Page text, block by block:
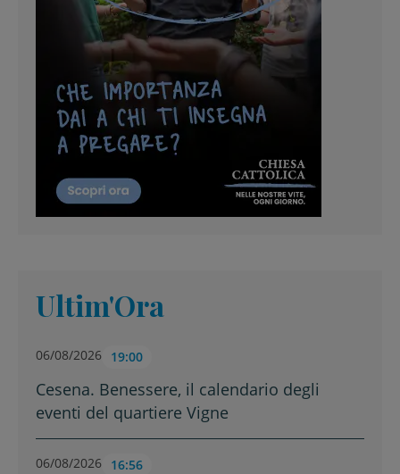
Ultim'Ora
06/08/2026 19:00
Cesena. Benessere, il calendario degli
eventi del quartiere Vigne
06/08/2026 16:56